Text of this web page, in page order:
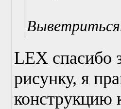
LEX спасибо
рисунку, я
конструкцию